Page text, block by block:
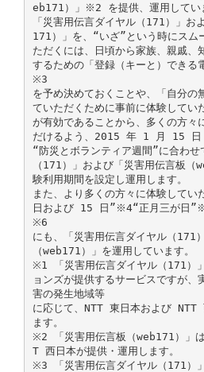
eb171）」※2 を提供、運用してい
「災害用伝言ダイヤル（171）」お
171）」を、“いざ”という時にスム
ただくには、日頃から家族、親戚、
するための「登録（キーと）できる
※3
を予め決めておくことや、「自分の
ていただくために事前に体験してい
が有効であることから、多くの方々
だけるよう、2015 年 1 月 15 日
“防災とボランティア週間”に合わ
（171）」および「災害用伝言板（
験利用期間を設定し運用します。
また、より多くの方々に体験して
日および 15 日”※4“正月三が日
※6
にも、「災害用伝言ダイヤル（171
（web171）」を運用しています。
※1 「災害用伝言ダイヤル（171）
ョンズが提供するサービスですが、
害の発生地域等
に応じて、NTT 東日本および NTT
ます。
※2 「災害用伝言板（web171）」
T 西日本が提供・運用します。
※3 「災害用伝言ダイヤル（171）